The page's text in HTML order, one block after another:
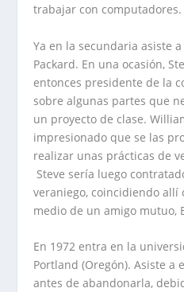
trabajar con computadores.
Ya en la secundaria asiste
Packard. En una ocasión,
entonces presidente de la
sobre algunas partes que
un proyecto de clase.
impresionado que se las
realizar unas prácticas de
Steve sería luego
veraniego, coincidiendo allí
medio de un amigo mutuo,
En 1972 entra en la
Portland (Oregón). Asiste a
antes de abandonarla,